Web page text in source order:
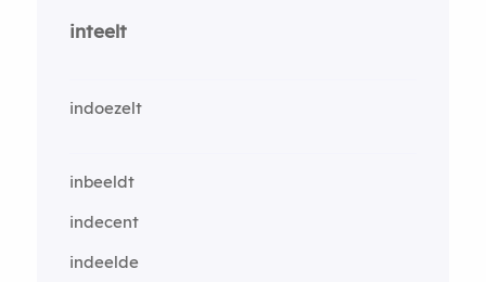
inteelt
indoezelt
inbeeldt
indecent
indeelde